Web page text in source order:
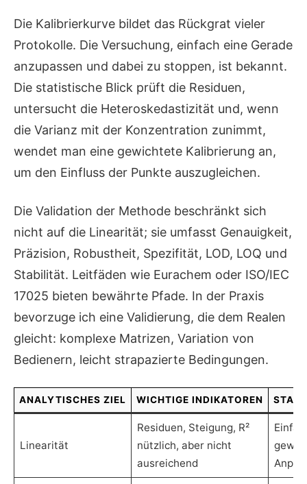
Die Kalibrierkurve bildet das Rückgrat vieler
Protokolle. Die Versuchung, einfach eine Gerade
anzupassen und dabei zu stoppen, ist bekannt.
Die statistische Blick prüft die Residuen,
untersucht die Heteroskedastizität und, wenn
die Varianz mit der Konzentration zunimmt,
wendet man eine gewichtete Kalibrierung an,
um den Einfluss der Punkte auszugleichen.
Die Validation der Methode beschränkt sich
nicht auf die Linearität; sie umfasst Genauigkeit,
Präzision, Robustheit, Spezifität, LOD, LOQ und
Stabilität. Leitfäden wie Eurachem oder ISO/IEC
17025 bieten bewährte Pfade. In der Praxis
bevorzuge ich eine Validierung, die dem Realen
gleicht: komplexe Matrizen, Variation von
Bedienern, leicht strapazierte Bedingungen.
ANALYTISCHES ZIEL WICHTIGE INDIKATOREN
Linearität
Residuen, Steigung, R²
nützlich, aber nicht
ausreichend